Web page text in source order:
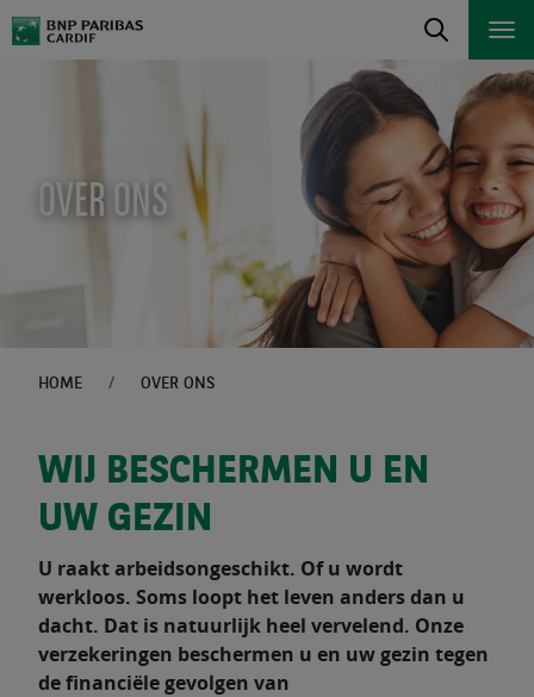
OVER ONS
HOME OVER ONS
WIJ BESCHERMEN U EN
UW GEZIN
U raakt arbeidsongeschikt. Of u wordt
werkloos. Soms loopt het leven anders dan u
dacht. Dat is natuurlijk heel vervelend. Onze
verzekeringen beschermen u en uw gezin tegen
de financiële gevolgen van